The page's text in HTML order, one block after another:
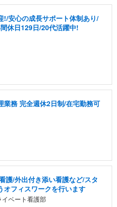
!/安心の成長サポート体制あり/
休日129日/20代活躍中!
業務 完全週休2日制/在宅勤務可
護/外出付き添い看護など/スタ
オフィスワークを行います
ベート看護部